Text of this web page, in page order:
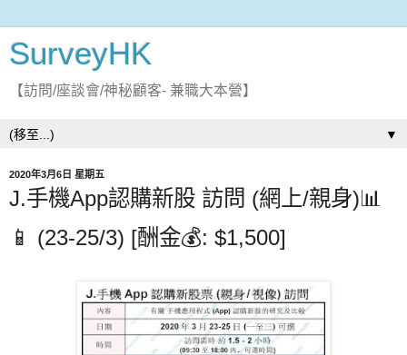
SurveyHK
【訪問/座談會/神秘顧客- 兼職大本營】
▼
2020年3月6日 星期五
J.手機App認購新股 訪問 (網上/親身)📊
📱 (23-25/3) [酬金💰: $1,500]